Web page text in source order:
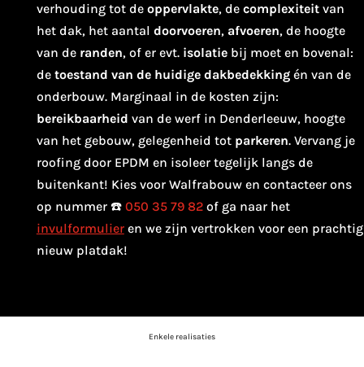
verhouding tot de oppervlakte, de complexiteitvan
het dak, het aantal doorvoeren, afvoeren, de hoogte
van de randen, of er evt. isolatiebij moet en bovenal:
de toestand van de huidige dakbedekkingén van de
onderbouw. Marginaal in de kosten zijn:
bereikbaarheid van de werf in Denderleeuw, hoogte
van het gebouw, gelegenheid tot parkeren. Vervang je
roofing door EPDM en isoleer tegelijk langs de
buitenkant! Kies voor Walfrabouw en contacteer ons
op nummer ☎️ 050 35 79 82of ga naar het
invulformulier en we zijn vertrokken voor een prachtig
nieuw platdak!
Enkele realisaties